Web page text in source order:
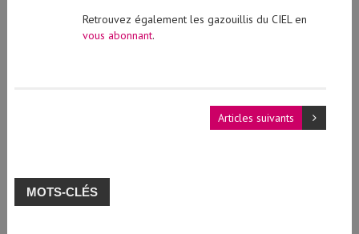
Retrouvez également les gazouillis du CIEL en
vous abonnant.
Articles suivants
MOTS-CLÉS